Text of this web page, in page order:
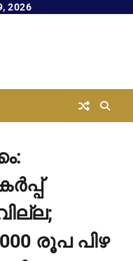
2026
രൂപ പിഴ